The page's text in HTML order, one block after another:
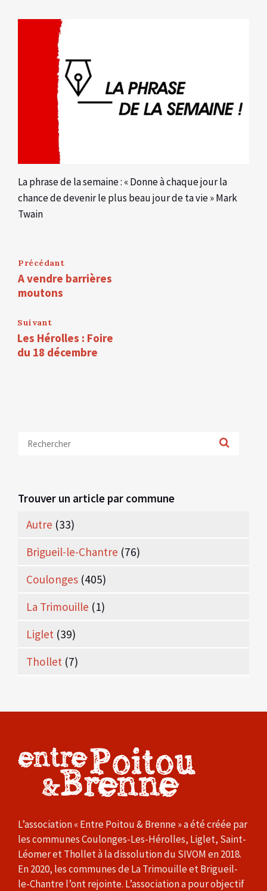
La phrase de la semaine : « Donne à chaque jour la
chance de devenir le plus beau jour de ta vie » Mark
Twain
Précédant
A vendre barrières
moutons
Suivant
Les Hérolles : Foire
du 18 décembre
Trouver un article par commune
Autre (33)
Brigueil-le-Chantre (76)
Coulonges (405)
La Trimouille (1)
Liglet (39)
Thollet (7)
L’association « Entre Poitou & Brenne » a été créée par
les communes Coulonges-Les-Hérolles, Liglet, Saint-
Léomer et Thollet à la dissolution du SIVOM en 2018.
En 2020, les communes de La Trimouille et Brigueil-
le-Chantre l’ont rejointe. L’association a pour objectif